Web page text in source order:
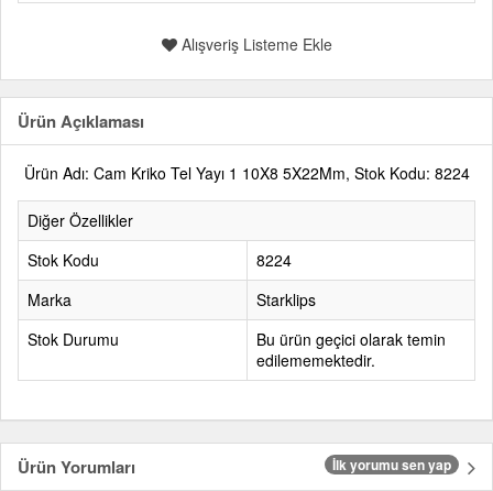
Alışveriş Listeme Ekle
Ürün Açıklaması
Ürün Adı: Cam Kriko Tel Yayı 1 10X8 5X22Mm, Stok Kodu: 8224
Diğer Özellikler
Stok Kodu
8224
Marka
Starklips
Stok Durumu
Bu ürün geçici olarak temin
edilememektedir.
Ürün Yorumları İlk yorumu sen yap